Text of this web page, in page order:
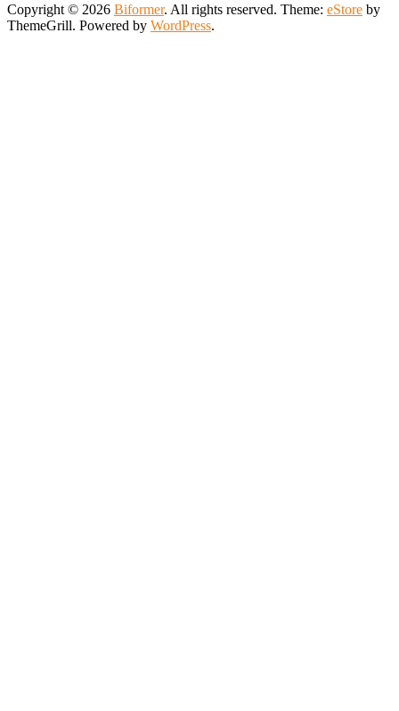
Copyright © 2026 Biformer. All rights reserved. Theme: eStore by
ThemeGrill. Powered by WordPress.